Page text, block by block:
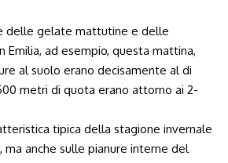
delle gelate mattutine e delle
Emilia, ad esempio, questa mattina,
al suolo erano decisamente al di
metri di quota erano attorno ai 2-
tipica della stagione invernale
ma anche sulle pianure interne del